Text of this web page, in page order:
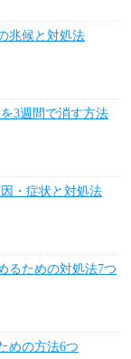
兆候と対処法
3週間で消す方法
・症状と対処法
るための対処法7つ
めの方法6つ